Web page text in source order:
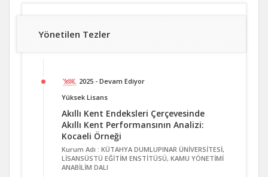
Yönetilen Tezler
2025 - Devam Ediyor
Yüksek Lisans
Akıllı Kent Endeksleri Çerçevesinde
Akıllı Kent Performansının Analizi:
Kocaeli Örneği
Kurum Adı : KÜTAHYA DUMLUPINAR ÜNİVERSİTESİ,
LİSANSÜSTÜ EĞİTİM ENSTİTÜSÜ, KAMU YÖNETİMİ
ANABİLİM DALI